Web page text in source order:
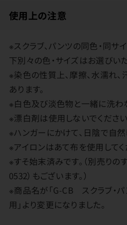
使用上の注意
※スクラブ、パンツの同色・同サ
下別々の色・サイズはお選びい
※染色の性質上、摩擦、水濡れ
あります。
※白色及び淡色物と一緒に洗わ
※漂白剤は使用しないでください
※ハンガーにかけて、日陰で自然
※アイロンはあて布を使用してく
※すそ始末済みです。（別売りの
0532）もございます。）
※商品名が「G-CB スクラブ・
用」より変更になりました。